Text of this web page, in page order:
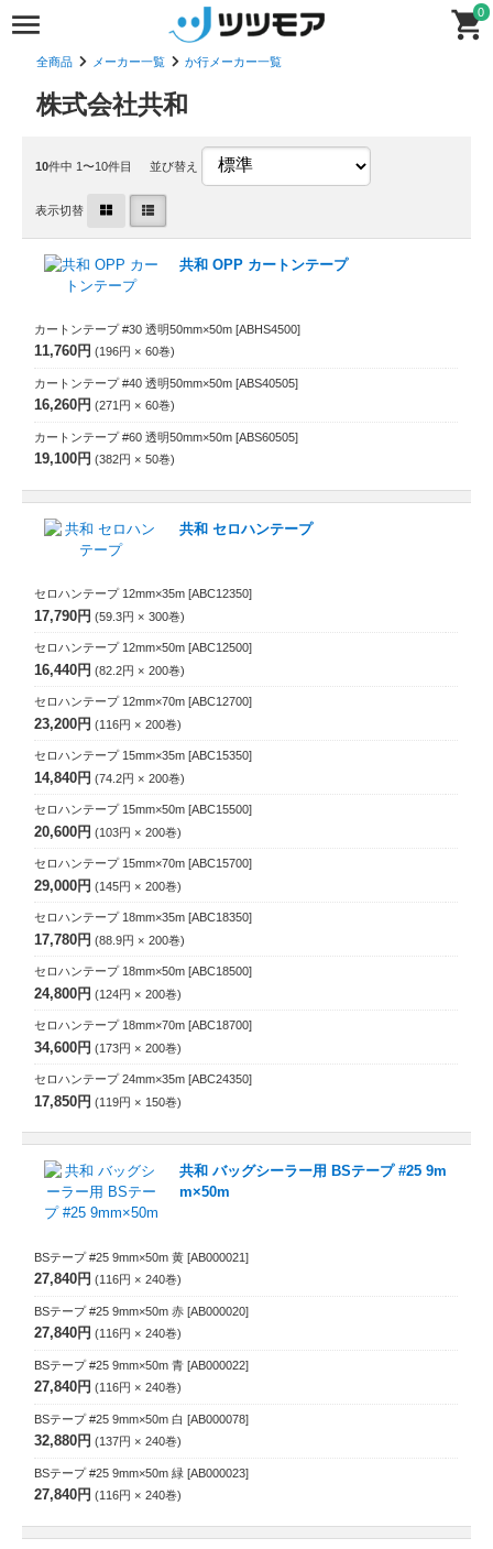
0
全商品 メーカー一覧 か行メーカー一覧
株式会社共和
10件中 1〜10件目 並び替え
表示切替
共和 OPP カートンテープ
カートンテープ #30 透明50mm×50m [ABHS4500]
11,760円 196円 60巻
カートンテープ #40 透明50mm×50m [ABS40505]
16,260円 271円 60巻
カートンテープ #60 透明50mm×50m [ABS60505]
19,100円 382円 50巻
共和 セロハンテープ
セロハンテープ 12mm×35m [ABC12350]
17,790円 59.3円 300巻
セロハンテープ 12mm×50m [ABC12500]
16,440円 82.2円 200巻
セロハンテープ 12mm×70m [ABC12700]
23,200円 116円 200巻
セロハンテープ 15mm×35m [ABC15350]
14,840円 74.2円 200巻
セロハンテープ 15mm×50m [ABC15500]
20,600円 103円 200巻
セロハンテープ 15mm×70m [ABC15700]
29,000円 145円 200巻
セロハンテープ 18mm×35m [ABC18350]
17,780円 88.9円 200巻
セロハンテープ 18mm×50m [ABC18500]
24,800円 124円 200巻
セロハンテープ 18mm×70m [ABC18700]
34,600円 173円 200巻
セロハンテープ 24mm×35m [ABC24350]
17,850円 119円 150巻
共和 バッグシーラー用 BSテープ #25 9m
m×50m
BSテープ #25 9mm×50m 黄 [AB000021]
27,840円 116円 240巻
BSテープ #25 9mm×50m 赤 [AB000020]
27,840円 116円 240巻
BSテープ #25 9mm×50m 青 [AB000022]
27,840円 116円 240巻
BSテープ #25 9mm×50m 白 [AB000078]
32,880円 137円 240巻
BSテープ #25 9mm×50m 緑 [AB000023]
27,840円 116円 240巻